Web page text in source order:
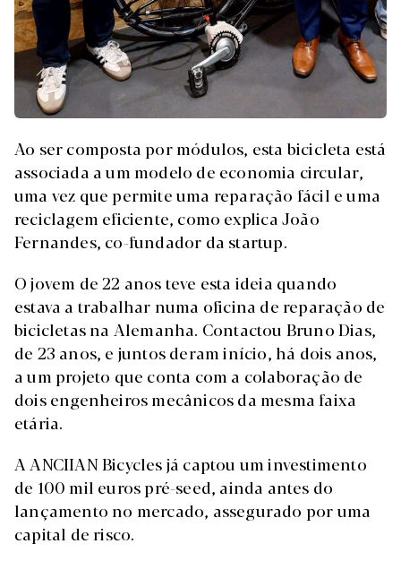
Ao ser composta por módulos, esta bicicleta está
associada a um modelo de economia circular,
uma vez que permite uma reparação fácil e uma
reciclagem eficiente, como explica João
Fernandes, co-fundador da startup.
O jovem de 22 anos teve esta ideia quando
estava a trabalhar numa oficina de reparação de
bicicletas na Alemanha. Contactou Bruno Dias,
de 23 anos, e juntos deram início, há dois anos,
a um projeto que conta com a colaboração de
dois engenheiros mecânicos da mesma faixa
etária.
A ANCIIAN Bicycles já captou um investimento
de 100 mil euros pré-seed, ainda antes do
lançamento no mercado, assegurado por uma
capital de risco.